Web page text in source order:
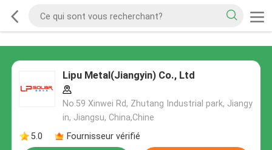
Lipu Metal(Jiangyin) Co., Ltd
No.59 Xinwei Rd, Zhutang Industrial park, Jiangy
in, Jiangsu, China,Chine
5.0
Fournisseur vérifié